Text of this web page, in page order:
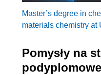
Master’s degree in
materials chemistry at
Pomysły na
podyplomowe